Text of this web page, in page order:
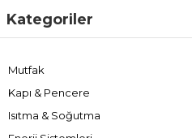
Kategoriler
Mutfak
Kapı & Pencere
Isıtma & Soğutma